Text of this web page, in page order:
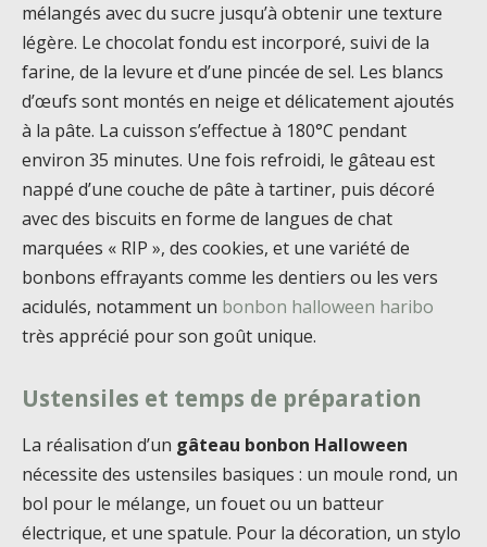
mélangés avec du sucre jusqu’à obtenir une texture
légère. Le chocolat fondu est incorporé, suivi de la
farine, de la levure et d’une pincée de sel. Les blancs
d’œufs sont montés en neige et délicatement ajoutés
à la pâte. La cuisson s’effectue à 180°C pendant
environ 35 minutes. Une fois refroidi, le gâteau est
nappé d’une couche de pâte à tartiner, puis décoré
avec des biscuits en forme de langues de chat
marquées « RIP », des cookies, et une variété de
bonbons effrayants comme les dentiers ou les vers
acidulés, notamment un bonbon halloween haribo
très apprécié pour son goût unique.
Ustensiles et temps de préparation
La réalisation d’un gâteau bonbon Halloween
nécessite des ustensiles basiques : un moule rond, un
bol pour le mélange, un fouet ou un batteur
électrique, et une spatule. Pour la décoration, un stylo